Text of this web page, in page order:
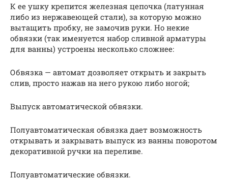
К ее ушку крепится железная цепочка (латунная
либо из нержавеющей стали), за которую можно
вытащить пробку, не замочив руки. Но некие
обвязки (так именуется набор сливной арматуры
для ванны) устроены несколько сложнее:
Обвязка — автомат дозволяет открыть и закрыть
слив, просто нажав на него рукою либо ногой;
Выпуск автоматической обвязки.
Полуавтоматическая обвязка дает возможность
открывать и закрывать выпуск из ванны поворотом
декоративной ручки на переливе.
Полуавтоматические обвязки.